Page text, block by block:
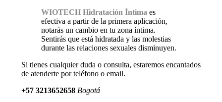
WIOTECH Hidratación Íntima es
efectiva a partir de la primera aplicación,
notarás un cambio en tu zona íntima.
Sentirás que está hidratada y las molestias
durante las relaciones sexuales disminuyen.
Si tienes cualquier duda o consulta, estaremos encantados
de atenderte por teléfono o email.
+57 3213652658 Bogotá